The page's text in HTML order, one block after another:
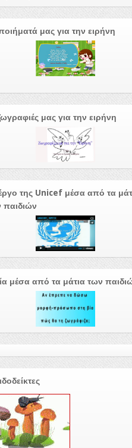
μας για την ειρήνη
μας για την ειρήνη
της Unicef μέσα από τα
παιδιών
μέσα από τα μάτια των